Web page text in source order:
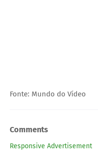
Fonte: Mundo do Vídeo
Comments
Responsive Advertisement